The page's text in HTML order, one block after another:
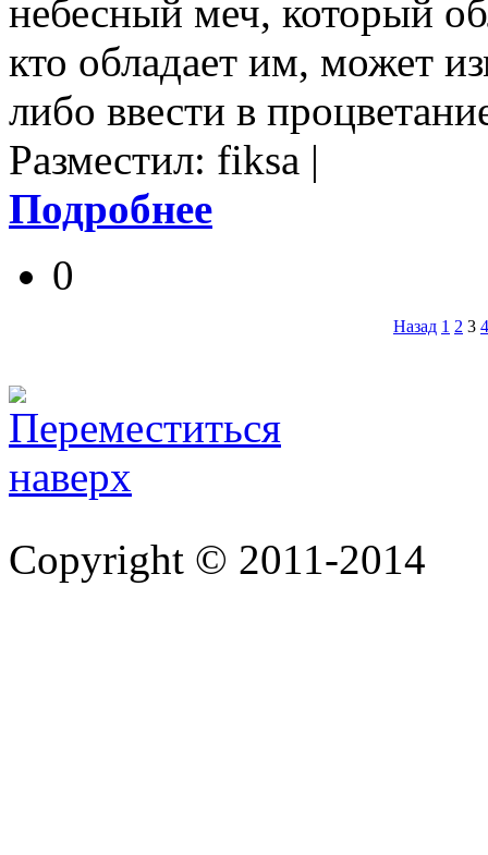
небесный меч, который
кто обладает им, может
либо ввести в
Разместил: fiksa |
Подробнее
0
Назад 1 2 3 4
Copyright © 2011-2014